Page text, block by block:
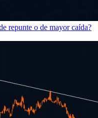
repunte o de mayor caída?